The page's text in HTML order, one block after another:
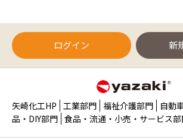
ログイン 新
矢崎化工HP 工業部門 福祉介護部門 自動
品・DIY部門 食品・流通・小売・サービス